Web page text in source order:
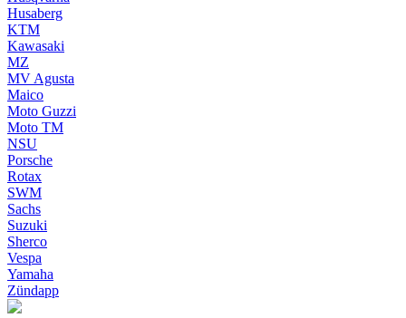
Husaberg
KTM
Kawasaki
MZ
MV Agusta
Maico
Moto Guzzi
Moto TM
NSU
Porsche
Rotax
SWM
Sachs
Suzuki
Sherco
Vespa
Yamaha
Zündapp